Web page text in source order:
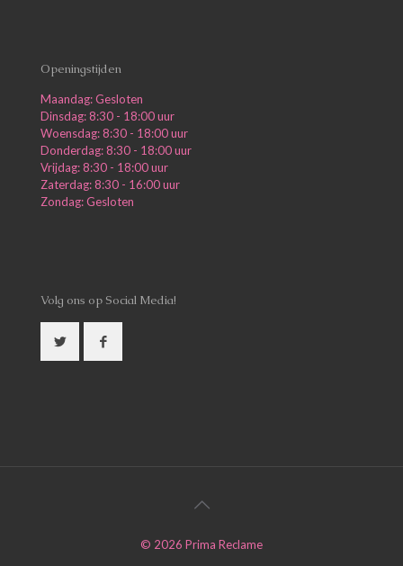
Openingstijden
Maandag: Gesloten
Dinsdag: 8:30 - 18:00 uur
Woensdag: 8:30 - 18:00 uur
Donderdag: 8:30 - 18:00 uur
Vrijdag: 8:30 - 18:00 uur
Zaterdag: 8:30 - 16:00 uur
Zondag: Gesloten
Volg ons op Social Media!
© 2026 Prima Reclame